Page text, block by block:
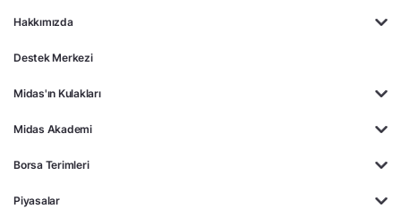
Hakkımızda
Destek Merkezi
Midas'ın Kulakları
Midas Akademi
Borsa Terimleri
Piyasalar